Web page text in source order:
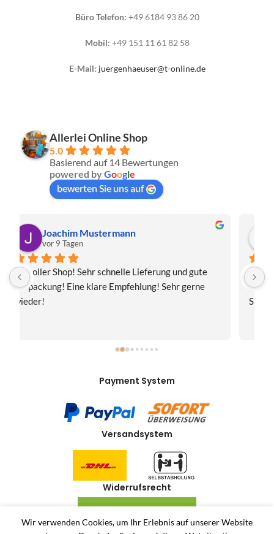
Büro Telefon: +49 6184 93 86 20
Mobil: +49 151 11 61 82 58
E-Mail: juergenhaeuser@t-online.de
Allerlei Online Shop
5.0
Basierend auf 14 Bewertungen
powered byGoogle
bewerten Sie uns auf
Christa Meis
vor 2 Monaten
Toller Shop, Top Qualität. Aber der absolute
Hammer war der Turboversand!!! Freitag bestellt,
Samstag geliefert! Mega, nur zu empfehlen👍
Payment System
Versandsystem
Widerrufsrecht
Wir verwenden Cookies, um Ihr Erlebnis auf unserer Website